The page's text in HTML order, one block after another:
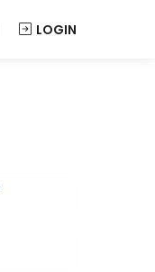
LOGIN